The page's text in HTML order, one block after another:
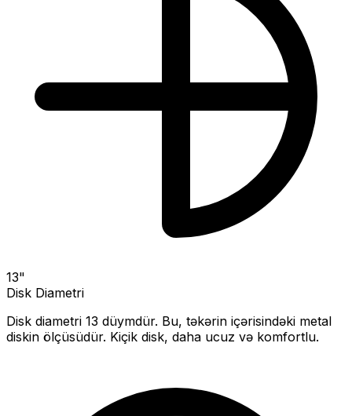
13"
Disk Diametri
Disk diametri 13 düymdür. Bu, təkərin içərisindəki metal
diskin ölçüsüdür. Kiçik disk, daha ucuz və komfortlu.